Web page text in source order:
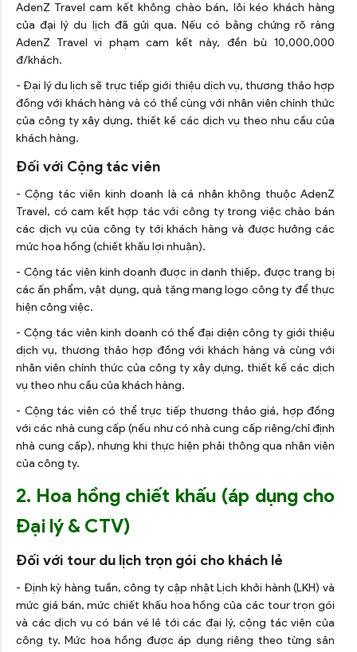
AdenZ Travel cam kết không chào bán, lôi kéo khách hàng
của đại lý du lịch đã gửi qua. Nếu có bằng chứng rõ ràng
AdenZ Travel vi phạm cam kết này, đền bù 10,000,000
đ/khách.
- Đại lý du lịch sẽ trực tiếp giới thiệu dịch vụ, thương thảo hợp
đồng với khách hàng và có thể cùng với nhân viên chính thức
của công ty xây dựng, thiết kế các dịch vụ theo nhu cầu của
khách hàng.
Đối với Cộng tác viên
- Cộng tác viên kinh doanh là cá nhân không thuộc AdenZ
Travel, có cam kết hợp tác với công ty trong việc chào bán
các dịch vụ của công ty tới khách hàng và được hưởng các
mức hoa hồng (chiết khấu lợi nhuận).
- Cộng tác viên kinh doanh được in danh thiếp, được trang bị
các ấn phẩm, vật dụng, quà tặng mang logo công ty để thực
hiện công việc.
- Cộng tác viên kinh doanh có thể đại diện công ty giới thiệu
dịch vụ, thương thảo hợp đồng với khách hàng và cùng với
nhân viên chính thức của công ty xây dựng, thiết kế các dịch
vụ theo nhu cầu của khách hàng.
- Cộng tác viên có thể trực tiếp thương thảo giá, hợp đồng
với các nhà cung cấp (nếu như có nhà cung cấp riêng/chỉ định
nhà cung cấp), nhưng khi thực hiện phải thông qua nhân viên
của công ty.
2. Hoa hồng chiết khấu (áp dụng cho
Đại lý & CTV)
Đối với tour du lịch trọn gói cho khách lẻ
- Định kỳ hàng tuần, công ty cập nhật Lịch khởi hành (LKH) và
mức giá bán, mức chiết khấu hoa hồng của các tour trọn gói
và các dịch vụ có bán vé lẻ tới các đại lý, cộng tác viên của
công ty. Mức hoa hồng được áp dụng riêng theo từng sản